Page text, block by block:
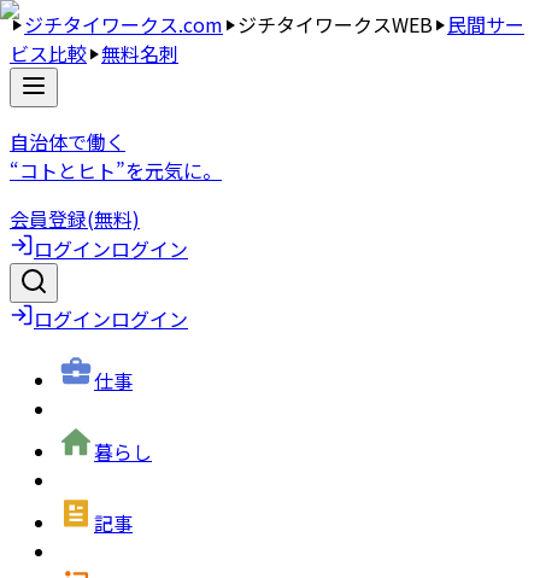
ジチタイワークス.com ジチタイワークスWEB 民間サー
ビス比較 無料名刺
自治体で働く
“コトとヒト”を元気に。
会員登録(無料)
ログインログイン
ログインログイン
仕事
暮らし
記事